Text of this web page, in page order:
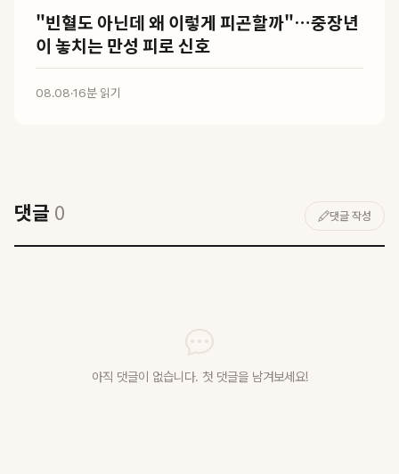
"빈혈도 아닌데 왜 이렇게 피곤할까"…중장년
이 놓치는 만성 피로 신호
08.08·16분 읽기
댓글 0 댓글 작성
아직 댓글이 없습니다. 첫 댓글을 남겨보세요!